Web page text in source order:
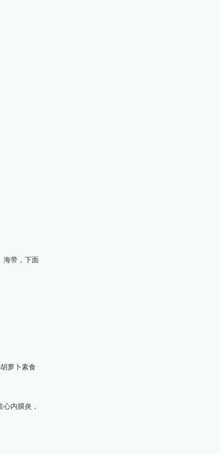
海带，下面
萝卜素食
内膜炎，